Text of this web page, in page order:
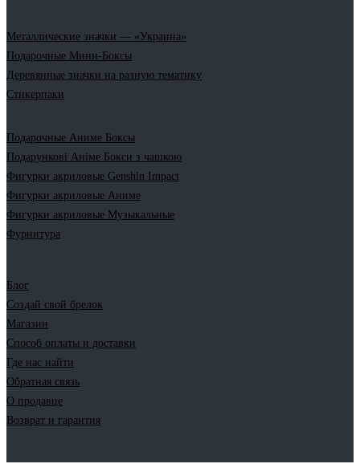
Металлические значки — «Украина»
Подарочные Мини-Боксы
Деревянные значки на разную тематику
Стикерпаки
Подарочные Аниме Боксы
Подарункові Аніме Бокси з чашкою
Фигурки акриловые Genshin Impact
Фигурки акриловые Аниме
Фигурки акриловые Музыкальные
Фурнитура
Блог
Создай свой брелок
Магазин
Способ оплаты и доставки
Где нас найти
Обратная связь
О продавце
Возврат и гарантия